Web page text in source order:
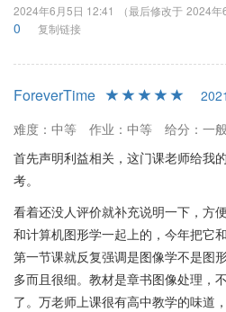
2024年6月5日 12:41 （最后修改于 2024年
0
复制链接
ForeverTime
难度：中等
作业：中等 给分：一
首先声明利益相关，这门课老师给我
考。
看着还没人评价就补充说明一下，方
和计算机图形学一起上的，今年把它
第一节课就反复强调是图像学不是图
多而且很细。教材是章书图像处理，
了。万老师上课很有高中教学的味道